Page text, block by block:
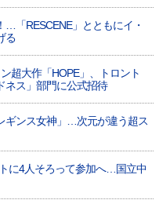
…「RESCENE」とともにイ・
る
超大作「HOPE」、トロント
ネス」部門に公式招待
ギンス女神」…次元が違う超ス
トに4人そろって参加へ…国立中